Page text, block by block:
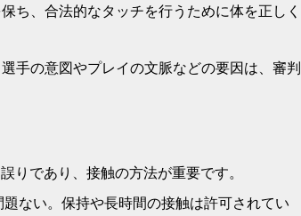
ち、合法的なタッチを行うために体を正しく
手の意図やプレイの文脈などの要因は、審判
りであり、接触の方法が重要です。
ない。保持や長時間の接触は許可されてい